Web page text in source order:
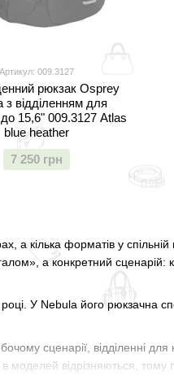
а кілька форматів у спільній
а конкретний сценарій:
У Nebula його рюкзачна
сценарії, відділенні
моделей відрізняються,
Артикул: 009.3127
рюкзак Osprey
з відділенням для
15,6" 009.3127 Atlas
blue heather
7 250 грн